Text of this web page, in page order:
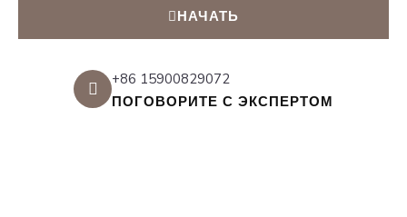
НАЧАТЬ
+86 15900829072
ПОГОВОРИТЕ С ЭКСПЕРТОМ